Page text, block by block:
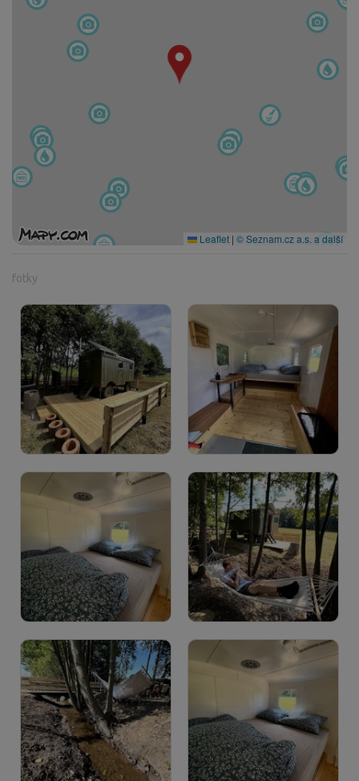
Leaflet | © Seznam.cz a.s. a další
fotky